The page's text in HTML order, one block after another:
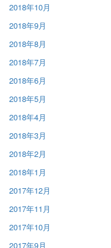
2018年10月
2018年9月
2018年8月
2018年7月
2018年6月
2018年5月
2018年4月
2018年3月
2018年2月
2018年1月
2017年12月
2017年11月
2017年10月
2017年9月